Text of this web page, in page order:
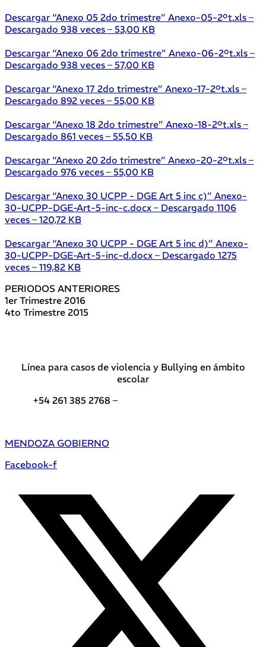
Descargar “Anexo 05 2do trimestre” Anexo-05-2ºt.xls –
Descargado 938 veces – 53,00 KB
Descargar “Anexo 06 2do trimestre” Anexo-06-2ºt.xls –
Descargado 938 veces – 57,00 KB
Descargar “Anexo 17 2do trimestre” Anexo-17-2ºt.xls –
Descargado 892 veces – 55,00 KB
Descargar “Anexo 18 2do trimestre” Anexo-18-2ºt.xls –
Descargado 861 veces – 55,50 KB
Descargar “Anexo 20 2do trimestre” Anexo-20-2ºt.xls –
Descargado 976 veces – 55,00 KB
Descargar “Anexo 30 UCPP - DGE Art 5 inc c)” Anexo-
30-UCPP-DGE-Art-5-inc-c.docx – Descargado 1106
veces – 120,72 KB
Descargar “Anexo 30 UCPP - DGE Art 5 inc d)” Anexo-
30-UCPP-DGE-Art-5-inc-d.docx – Descargado 1275
veces – 119,82 KB
PERIODOS ANTERIORES
1er Trimestre 2016
4to Trimestre 2015
Línea para casos de violencia y Bullying en ámbito
escolar
+54 261 385 2768 –
MENDOZA GOBIERNO
Facebook-f